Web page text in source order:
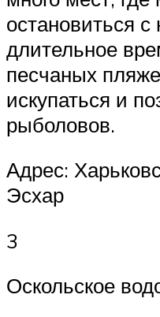
остановиться с
длительное
песчаных
искупаться и
рыболовов.
Адрес:
Эсхар
3
Оскольское